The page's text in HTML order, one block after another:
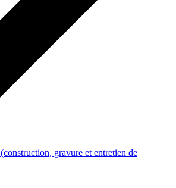
(construction, gravure et entretien de